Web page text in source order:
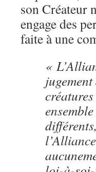
son Créateur
engage des
faite à une
«